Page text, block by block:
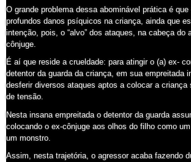
O grande problema dessa abominável prática é que
profundos danos psíquicos na criança, ainda que
intenção, pois, o “alvo” dos ataques, na cabeça do
cônjuge.
É aí que reside a crueldade: para atingir o (a) ex-
detentor da guarda da criança, em sua empreitada
desferir diversos ataques aptos a colocar a criança
de tensão.
Nesta insana empreitada o detentor da guarda
colocando o ex-cônjuge aos olhos do filho como um
um monstro.
Assim, nesta trajetória, o agressor acaba fazendo